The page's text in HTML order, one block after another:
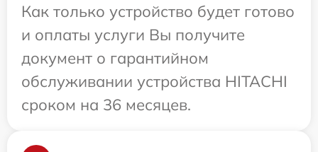
Как только устройство будет готово
и оплаты услуги Вы получите
документ о гарантийном
обслуживании устройства HITACHI
сроком на 36 месяцев.